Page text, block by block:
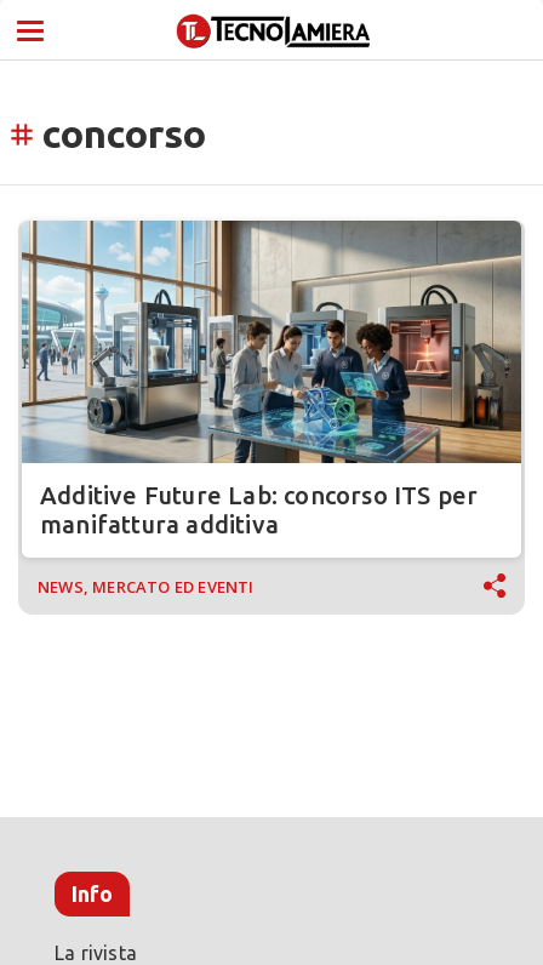
tag concorso
Additive Future Lab: concorso ITS per
manifattura additiva
NEWS, MERCATO ED EVENTI
Info
La rivista